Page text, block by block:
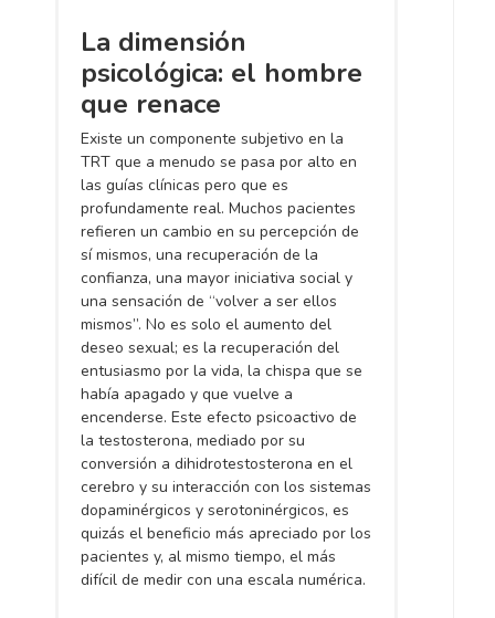
La dimensión
psicológica: el hombre
que renace
Existe un componente subjetivo en la
TRT que a menudo se pasa por alto en
las guías clínicas pero que es
profundamente real. Muchos pacientes
refieren un cambio en su percepción de
sí mismos, una recuperación de la
confianza, una mayor iniciativa social y
una sensación de “volver a ser ellos
mismos”. No es solo el aumento del
deseo sexual; es la recuperación del
entusiasmo por la vida, la chispa que se
había apagado y que vuelve a
encenderse. Este efecto psicoactivo de
la testosterona, mediado por su
conversión a dihidrotestosterona en el
cerebro y su interacción con los sistemas
dopaminérgicos y serotoninérgicos, es
quizás el beneficio más apreciado por los
pacientes y, al mismo tiempo, el más
difícil de medir con una escala numérica.